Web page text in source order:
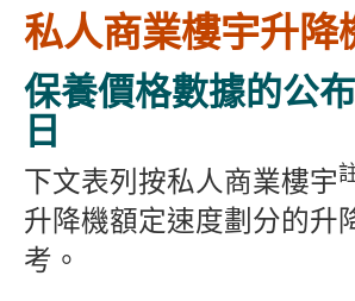
私人商業樓宇升降
保養價格數據的公
日
下文表列按私人商業樓宇
升降機額定速度劃分的升
考。